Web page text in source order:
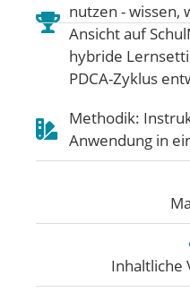
nutzen - wissen,
Ansicht auf
hybride
PDCA-Zyklus
Methodik:
Anwendung in
Inhaltliche